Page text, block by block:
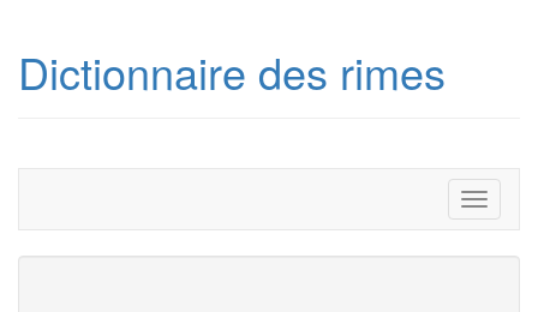
Dictionnaire des rimes
Toggle